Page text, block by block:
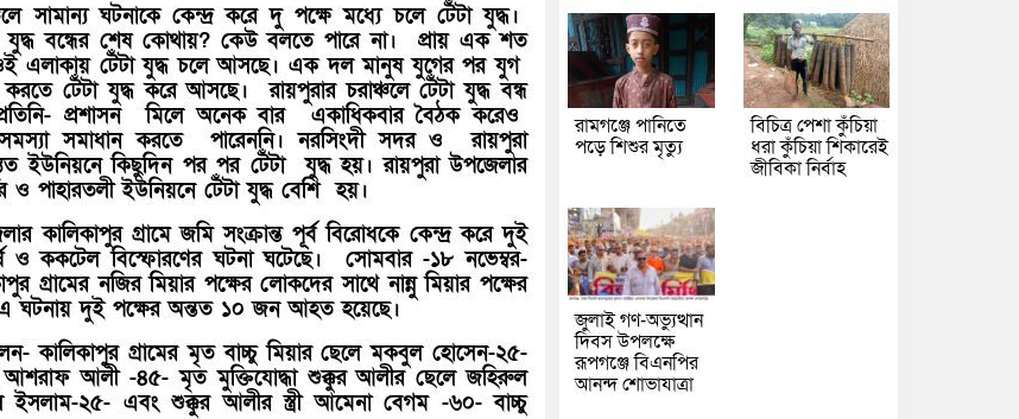
সামান্য ঘটনাকে কেন্দ্র করে দু পক্ষে মধ্যে চলে টেঁটা যুদ্ধ।
যুদ্ধ বন্ধের শেষ কোথায়? কেউ বলতে পারে না। প্রায় এক শত
এলাকায় টেঁটা যুদ্ধ চলে আসছে। এক দল মানুষ যুগের পর যুগ
টেঁটা যুদ্ধ করে আসছে। রায়পুরার চরাঞ্চলে টেঁটা যুদ্ধ বন্ধ
প্রশাসন মিলে অনেক বার একাধিকবার বৈঠক করেও
সমাধান করতে পারেননি। নরসিংদী সদর ও রায়পুরা
ইউনিয়নে কিছুদিন পর পর টেঁটা যুদ্ধ হয়। রায়পুরা উপজেলার
ও পাহারতলী ইউনিয়নে টেঁটা যুদ্ধ বেশি হয়।
কালিকাপুর গ্রামে জমি সংক্রান্ত পূর্ব বিরোধকে কেন্দ্র করে দুই
ও ককটেল বিস্ফোরণের ঘটনা ঘটেছে। সোমবার -১৮ নভেম্বর-
গ্রামের নজির মিয়ার পক্ষের লোকদের সাথে নান্নু মিয়ার পক্ষের
এ ঘটনায় দুই পক্ষের অন্তত ১০ জন আহত হয়েছে।
কালিকাপুর গ্রামের মৃত বাচ্চু মিয়ার ছেলে মকবুল হোসেন-২৫-
আলী -৪৫- মৃত মুক্তিযোদ্ধা শুক্কুর আলীর ছেলে জহিরুল
২৫- এবং শুক্কুর আলীর স্ত্রী আমেনা বেগম -৬০- বাচ্চু
রামগঞ্জে পানিতে
পড়ে শিশুর মৃত্যু
বিচিত্র পেশা কুঁচিয়া
ধরা কুঁচিয়া শিকারেই
জীবিকা নির্বাহ
জুলাই গণ-অভ্যুত্থান
দিবস উপলক্ষে
রূপগঞ্জে বিএনপির
আনন্দ শোভাযাত্রা